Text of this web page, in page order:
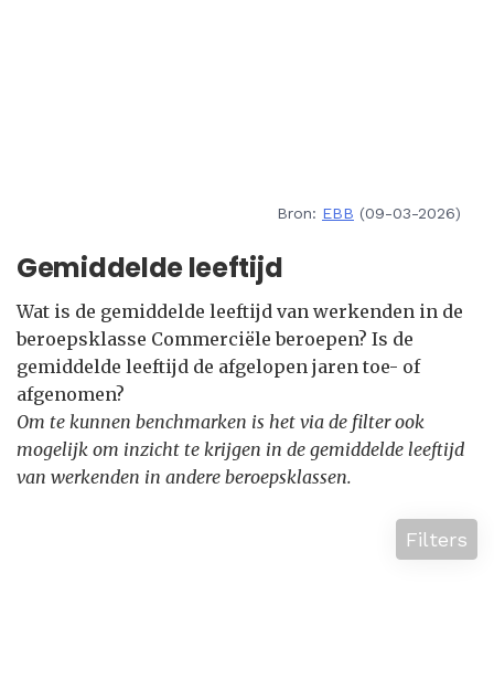
Bron: EBB (09-03-2026)
Gemiddelde leeftijd
Wat is de gemiddelde leeftijd van werkenden in de
beroepsklasse Commerciële beroepen? Is de
gemiddelde leeftijd de afgelopen jaren toe- of
afgenomen?
Om te kunnen benchmarken is het via de filter ook
mogelijk om inzicht te krijgen in de gemiddelde leeftijd
van werkenden in andere beroepsklassen.
Filters